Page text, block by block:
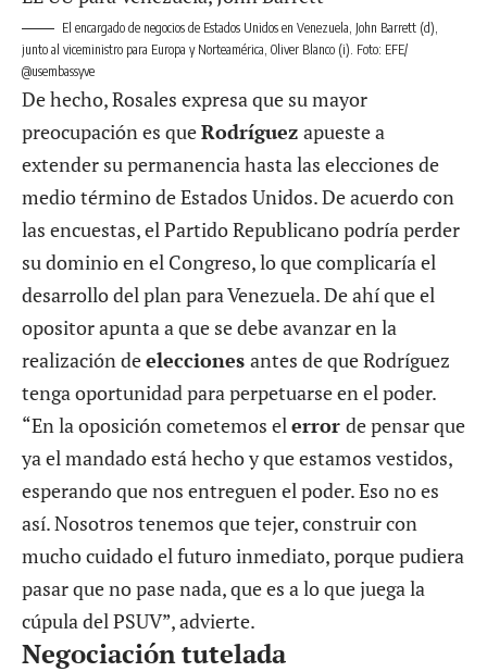
El encargado de negocios de Estados Unidos en Venezuela, John Barrett (d),
junto al viceministro para Europa y Norteamérica, Oliver Blanco (i). Foto: EFE/
@usembassyve
De hecho, Rosales expresa que su mayor
preocupación es queRodríguez apueste a
extender su permanencia hasta las elecciones de
medio término de Estados Unidos. De acuerdo con
las encuestas, el Partido Republicano podría perder
su dominio en el Congreso, lo que complicaría el
desarrollo del plan para Venezuela. De ahí que el
opositor apunta a que se debe avanzar en la
realización deelecciones antes de que Rodríguez
tenga oportunidad para perpetuarse en el poder.
“En la oposición cometemos elerror de pensar que
ya el mandado está hecho y que estamos vestidos,
esperando que nos entreguen el poder. Eso no es
así. Nosotros tenemos que tejer, construir con
mucho cuidado el futuro inmediato, porque pudiera
pasar que no pase nada, que es a lo que juega la
cúpula del PSUV”, advierte.
Negociación tutelada